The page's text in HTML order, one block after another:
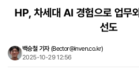
HP, 차세대 AI 경험으로 업무
선도
백승철 기자 (Bector@inven.co.kr)
2025-10-29 12:56